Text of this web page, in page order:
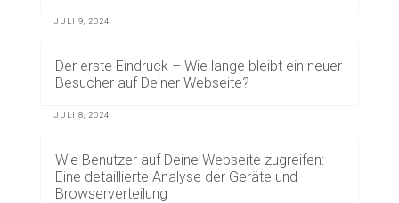
JULI 9, 2024
Der erste Eindruck – Wie lange bleibt ein neuer
Besucher auf Deiner Webseite?
JULI 8, 2024
Wie Benutzer auf Deine Webseite zugreifen:
Eine detaillierte Analyse der Geräte und
Browserverteilung